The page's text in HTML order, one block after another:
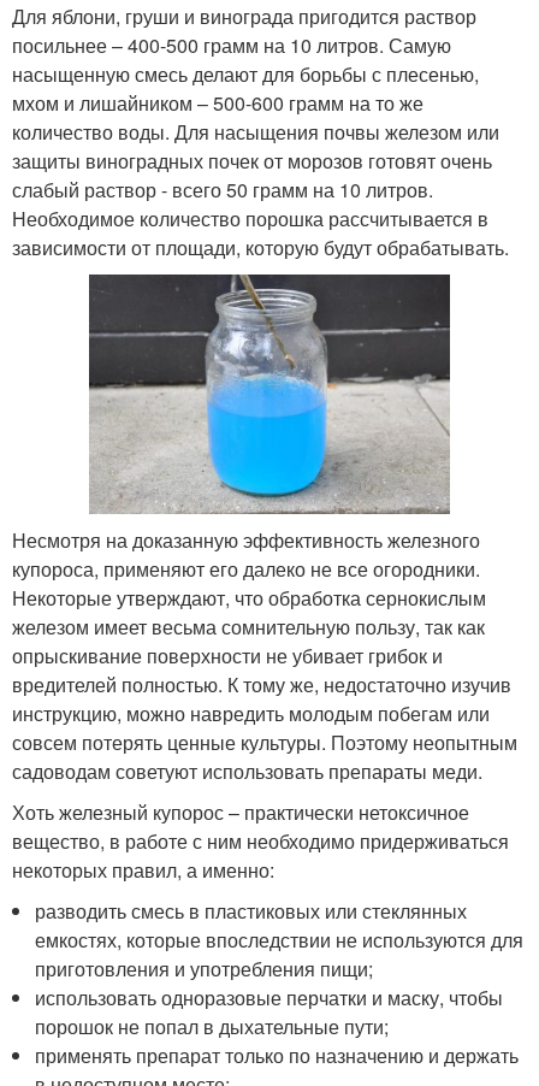
Для яблони, груши и винограда пригодится раствор
посильнее – 400-500 грамм на 10 литров. Самую
насыщенную смесь делают для борьбы с плесенью,
мхом и лишайником – 500-600 грамм на то же
количество воды. Для насыщения почвы железом или
защиты виноградных почек от морозов готовят очень
слабый раствор - всего 50 грамм на 10 литров.
Необходимое количество порошка рассчитывается в
зависимости от площади, которую будут обрабатывать.
Несмотря на доказанную эффективность железного
купороса, применяют его далеко не все огородники.
Некоторые утверждают, что обработка сернокислым
железом имеет весьма сомнительную пользу, так как
опрыскивание поверхности не убивает грибок и
вредителей полностью. К тому же, недостаточно изучив
инструкцию, можно навредить молодым побегам или
совсем потерять ценные культуры. Поэтому неопытным
садоводам советуют использовать препараты меди.
Хоть железный купорос – практически нетоксичное
вещество, в работе с ним необходимо придерживаться
некоторых правил, а именно:
разводить смесь в пластиковых или стеклянных
емкостях, которые впоследствии не используются для
приготовления и употребления пищи;
использовать одноразовые перчатки и маску, чтобы
порошок не попал в дыхательные пути;
применять препарат только по назначению и держать